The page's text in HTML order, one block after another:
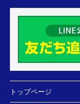
トップページ